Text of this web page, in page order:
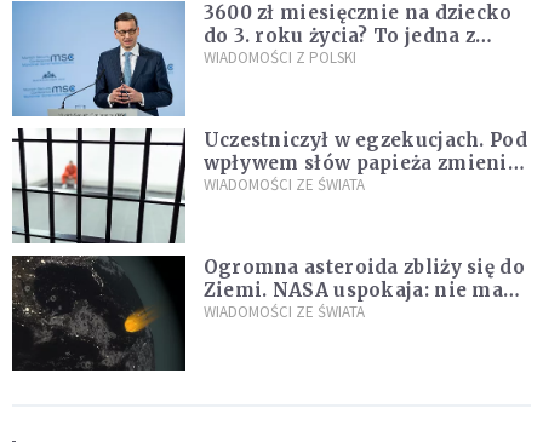
3600 zł miesięcznie na dziecko
do 3. roku życia? To jedna z
propozycji programu "Rozwój
WIADOMOŚCI Z POLSKI
Uczestniczył w egzekucjach. Pod
wpływem słów papieża zmienił
zdanie
WIADOMOŚCI ZE ŚWIATA
Ogromna asteroida zbliży się do
Ziemi. NASA uspokaja: nie ma
zagrożenia
WIADOMOŚCI ZE ŚWIATA